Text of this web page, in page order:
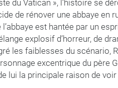
du Vatican », l’histoire se
de rénover une abbaye en
l’abbaye est hantée par un
explosif d’horreur, de
les faiblesses du scénario,
excentrique du père
lui la principale raison de